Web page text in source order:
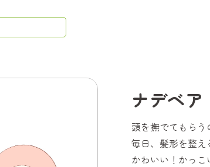
ナデベア
頭を撫でてもら
毎日、髪形を整え
かわいい！かっこ